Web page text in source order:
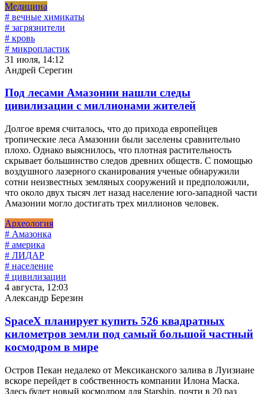
Медицина
# вечные химикаты
# загрязнители
# кровь
# микропластик
31 июля, 14:12
Андрей Серегин
Под лесами Амазонии нашли следы
цивилизации с миллионами жителей
Долгое время считалось, что до прихода европейцев
тропические леса Амазонии были заселены сравнительно
плохо. Однако выяснилось, что плотная растительность
скрывает большинство следов древних обществ. С помощью
воздушного лазерного сканирования ученые обнаружили
сотни неизвестных земляных сооружений и предположили,
что около двух тысяч лет назад население юго-западной части
Амазонии могло достигать трех миллионов человек.
Археология
# Амазонка
# америка
# ЛИДАР
# население
# цивилизации
4 августа, 12:03
Александр Березин
SpaceX планирует купить 526 квадратных
километров земли под самый большой частный
космодром в мире
Остров Пекан недалеко от Мексиканского залива в Луизиане
вскоре перейдет в собственность компании Илона Маска.
Здесь будет новый космодром для Starship, почти в 20 раз